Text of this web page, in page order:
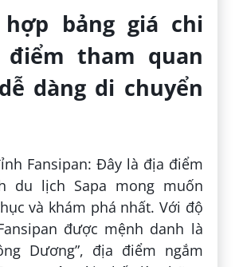
hợp bảng giá chi
tham quan
dàng di chuyển
Fansipan: Đây là địa điểm
du lịch Sapa mong muốn
và khám phá nhất. Với độ
được mệnh danh là
Dương”, địa điểm ngắm